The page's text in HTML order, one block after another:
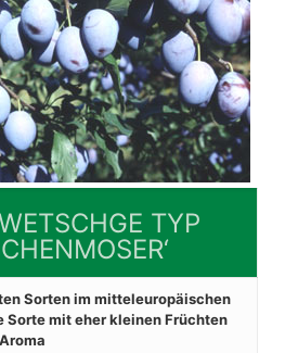
TYP
Sorten im mitteleuropäischen
Sorte mit eher kleinen Früchten